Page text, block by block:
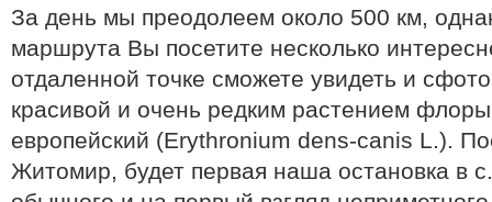
За день мы преодолеем около 500 км,
маршрута Вы посетите несколько
отдаленной точке сможете увидеть и
красивой и очень редким растением
европейский (Erythronium dens-canis L.).
Житомир, будет первая наша остановка в